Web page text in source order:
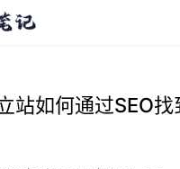
站如何通过SEO找